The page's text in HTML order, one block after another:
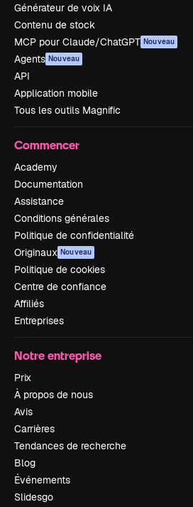
Générateur de voix IA
Contenu de stock
MCP pour Claude/ChatGPT Nouveau
Agents Nouveau
API
Application mobile
Tous les outils Magnific
Commencer
Academy
Documentation
Assistance
Conditions générales
Politique de confidentialité
Originaux Nouveau
Politique de cookies
Centre de confiance
Affiliés
Entreprises
Notre entreprise
Prix
À propos de nous
Avis
Carrières
Tendances de recherche
Blog
Événements
Slidesgo